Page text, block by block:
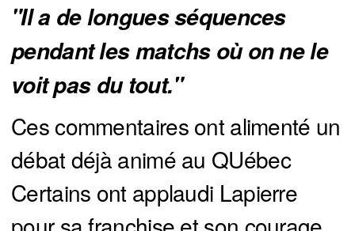
"Il a de longues séquences
pendant les matchs où on ne le
voit pas du tout."
Ces commentaires ont alimenté un
débat déjà animé au QUébec
Certains ont applaudi Lapierre